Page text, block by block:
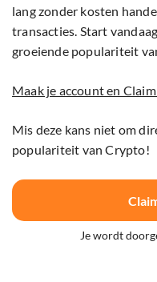
lang zonder kosten
transacties. Start
groeiende populariteit
Maak je account en
Mis deze kans niet om
populariteit van Crypto!
Je wordt